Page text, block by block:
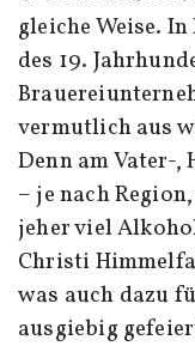
gleiche Weise.
des 19.
vermutlich aus
Denn am Vater-,
– je nach
jeher viel
Christi
was auch dazu
ausgiebig